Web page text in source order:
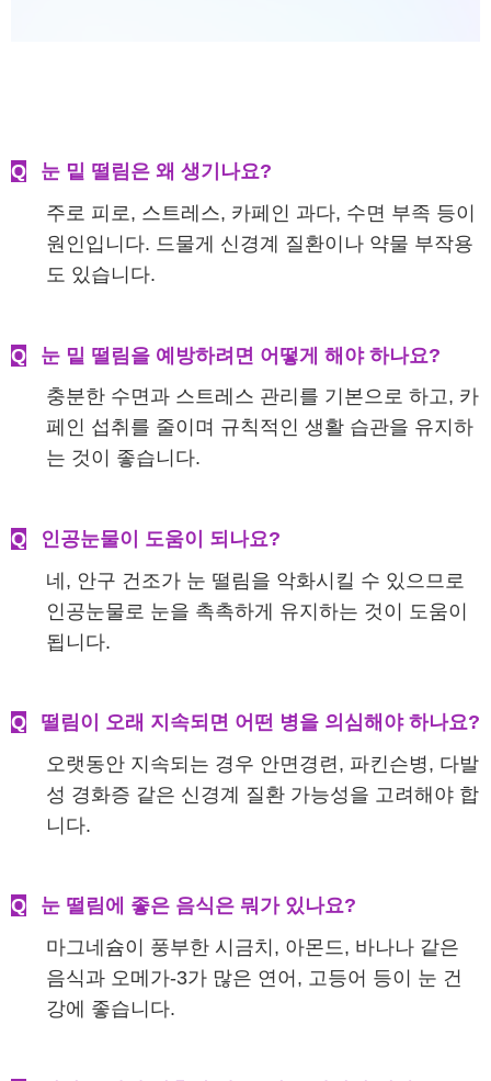
Q
눈 밑 떨림은 왜 생기나요?
주로 피로, 스트레스, 카페인 과다, 수면 부족 등이
원인입니다. 드물게 신경계 질환이나 약물 부작용
도 있습니다.
Q
눈 밑 떨림을 예방하려면 어떻게 해야 하나요?
충분한 수면과 스트레스 관리를 기본으로 하고, 카
페인 섭취를 줄이며 규칙적인 생활 습관을 유지하
는 것이 좋습니다.
Q
인공눈물이 도움이 되나요?
네, 안구 건조가 눈 떨림을 악화시킬 수 있으므로
인공눈물로 눈을 촉촉하게 유지하는 것이 도움이
됩니다.
Q
떨림이 오래 지속되면 어떤 병을 의심해야 하나요?
오랫동안 지속되는 경우 안면경련, 파킨슨병, 다발
성 경화증 같은 신경계 질환 가능성을 고려해야 합
니다.
Q
눈 떨림에 좋은 음식은 뭐가 있나요?
마그네슘이 풍부한 시금치, 아몬드, 바나나 같은
음식과 오메가-3가 많은 연어, 고등어 등이 눈 건
강에 좋습니다.